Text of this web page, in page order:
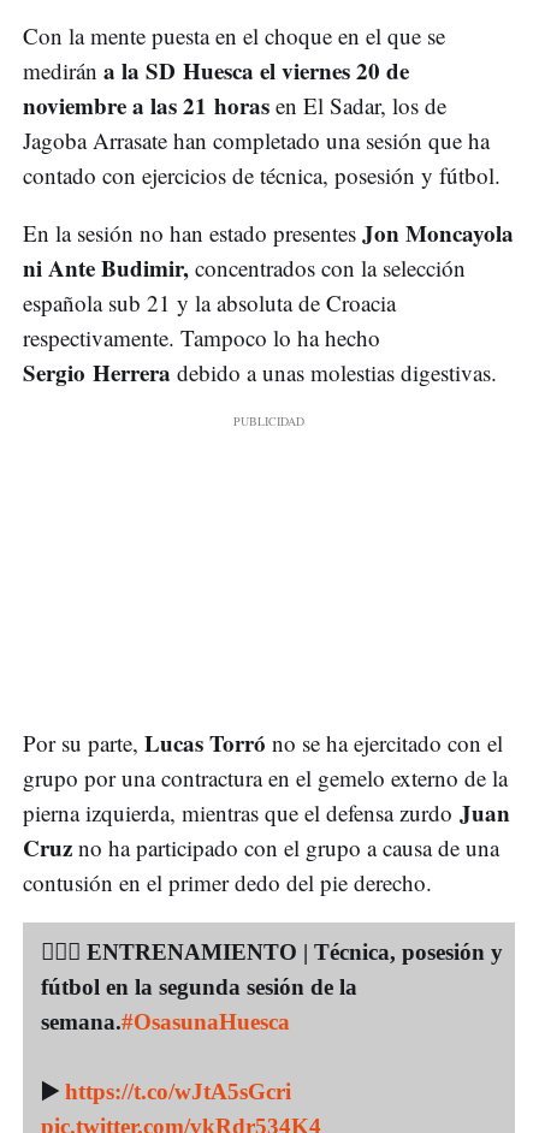
Con la mente puesta en el choque en el que se
medirán a la SD Huesca el viernes 20 de
noviembre a las 21 horas en El Sadar, los de
Jagoba Arrasate han completado una sesión que ha
contado con ejercicios de técnica, posesión y fútbol.
En la sesión no han estado presentes Jon Moncayola
ni Ante Budimir, concentrados con la selección
española sub 21 y la absoluta de Croacia
respectivamente. Tampoco lo ha hecho
Sergio Herrera debido a unas molestias digestivas.
Por su parte, Lucas Torró no se ha ejercitado con el
grupo por una contractura en el gemelo externo de la
pierna izquierda, mientras que el defensa zurdo Juan
Cruz no ha participado con el grupo a causa de una
contusión en el primer dedo del pie derecho.
🏋🏻‍♂️ ENTRENAMIENTO | Técnica, posesión y
fútbol en la segunda sesión de la
semana.#OsasunaHuesca
▶️ https://t.co/wJtA5sGcri
pic.twitter.com/vkRdr534K4